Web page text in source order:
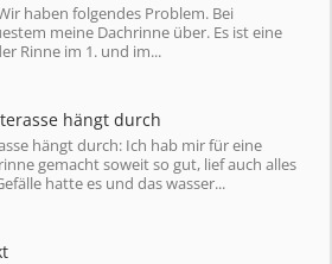
haben folgendes Problem. Bei
meine Dachrinne über. Es ist eine
Rinne im 1. und im...
hängt durch
hängt durch: Ich hab mir für eine
gemacht soweit so gut, lief auch alles
hatte es und das wasser...